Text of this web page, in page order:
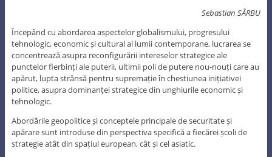
Sebastian SÂRBU
Începând cu abordarea aspectelor globalismului, progresului
tehnologic, economic și cultural al lumii contemporane, lucrarea se
concentrează asupra reconfigurării intereselor strategice ale
punctelor fierbinți ale puterii, ultimii poli de putere nou-nouți care au
apărut, lupta strânsă pentru supremație în chestiunea inițiativei
politice, asupra dominanței strategice din unghiurile economic și
tehnologic.
Abordările geopolitice și conceptele principale de securitate și
apărare sunt introduse din perspectiva specifică a fiecărei școli de
strategie atât din spațiul european, cât și cel asiatic.